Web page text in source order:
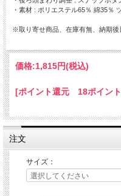
・素材 : ポリエステル65％ 綿35％
※取り寄せ商品、在庫有無、納期後
価格:1,815円(税込)
[ポイント還元 18ポイン
注文
サイズ：